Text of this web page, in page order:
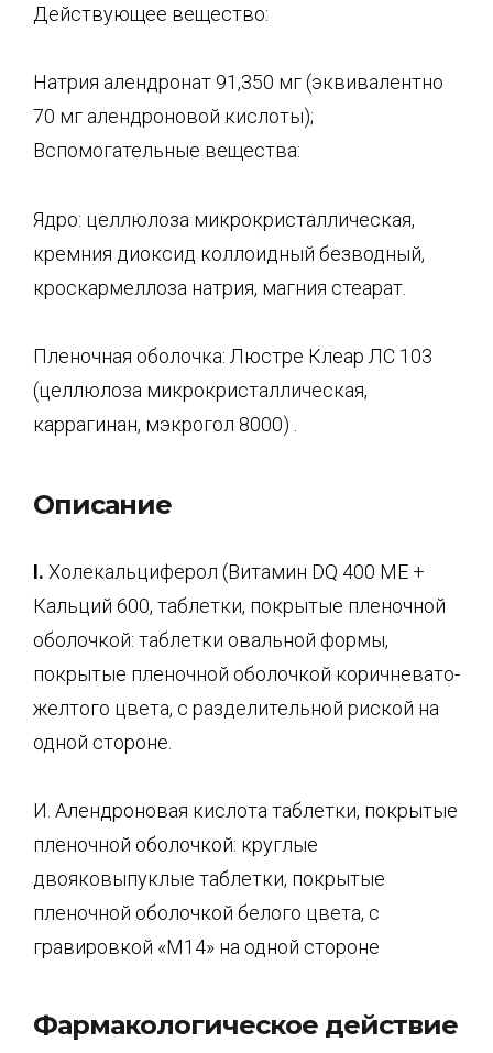
Действующее вещество:
Натрия алендронат 91,350 мг (эквивалентно
70 мг алендроновой кислоты);
Вспомогательные вещества:
Ядро: целлюлоза микрокристаллическая,
кремния диоксид коллоидный безводный,
кроскармеллоза натрия, магния стеарат.
Пленочная оболочка: Люстре Клеар ЛС 103
(целлюлоза микрокристаллическая,
каррагинан, мэкрогол 8000) .
Описание
I. Холекальциферол (Витамин DQ 400 ME +
Кальций 600, таблетки, покрытые пленочной
оболочкой: таблетки овальной формы,
покрытые пленочной оболочкой коричневато-
желтого цвета, с разделительной риской на
одной стороне.
И. Алендроновая кислота таблетки, покрытые
пленочной оболочкой: круглые
двояковыпуклые таблетки, покрытые
пленочной оболочкой белого цвета, с
гравировкой «М14» на одной стороне
Фармакологическое действие